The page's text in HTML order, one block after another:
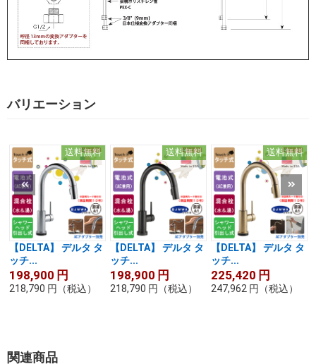
バリエーション
送料無料
【DELTA】 デルタ タ
ッチ...
198,900 円
218,790 円 （税込）
送料無料
【DELTA】 デルタ タ
ッチ...
198,900 円
218,790 円 （税込）
送料無料
【DELTA】 デルタ タ
ッチ...
225,420 円
247,962 円 （税込）
関連商品